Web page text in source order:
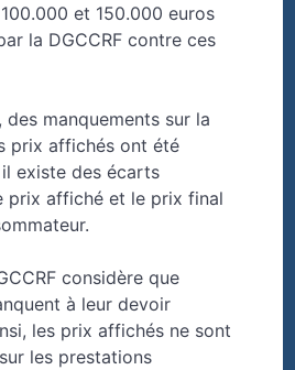
et 150.000 euros
la DGCCRF contre ces
des manquements sur la
prix affichés ont été
existe des écarts
prix affiché et le prix final
considère que
à leur devoir
les prix affichés ne sont
les prestations